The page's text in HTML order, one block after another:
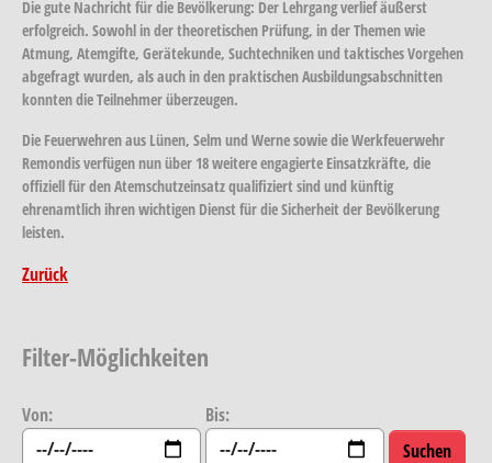
Die gute Nachricht für die Bevölkerung: Der Lehrgang verlief äußerst
erfolgreich. Sowohl in der theoretischen Prüfung, in der Themen wie
Atmung, Atemgifte, Gerätekunde, Suchtechniken und taktisches Vorgehen
abgefragt wurden, als auch in den praktischen Ausbildungsabschnitten
konnten die Teilnehmer überzeugen.
Die Feuerwehren aus Lünen, Selm und Werne sowie die Werkfeuerwehr
Remondis verfügen nun über 18 weitere engagierte Einsatzkräfte, die
offiziell für den Atemschutzeinsatz qualifiziert sind und künftig
ehrenamtlich ihren wichtigen Dienst für die Sicherheit der Bevölkerung
leisten.
Zurück
Filter-Möglichkeiten
Von: Bis: